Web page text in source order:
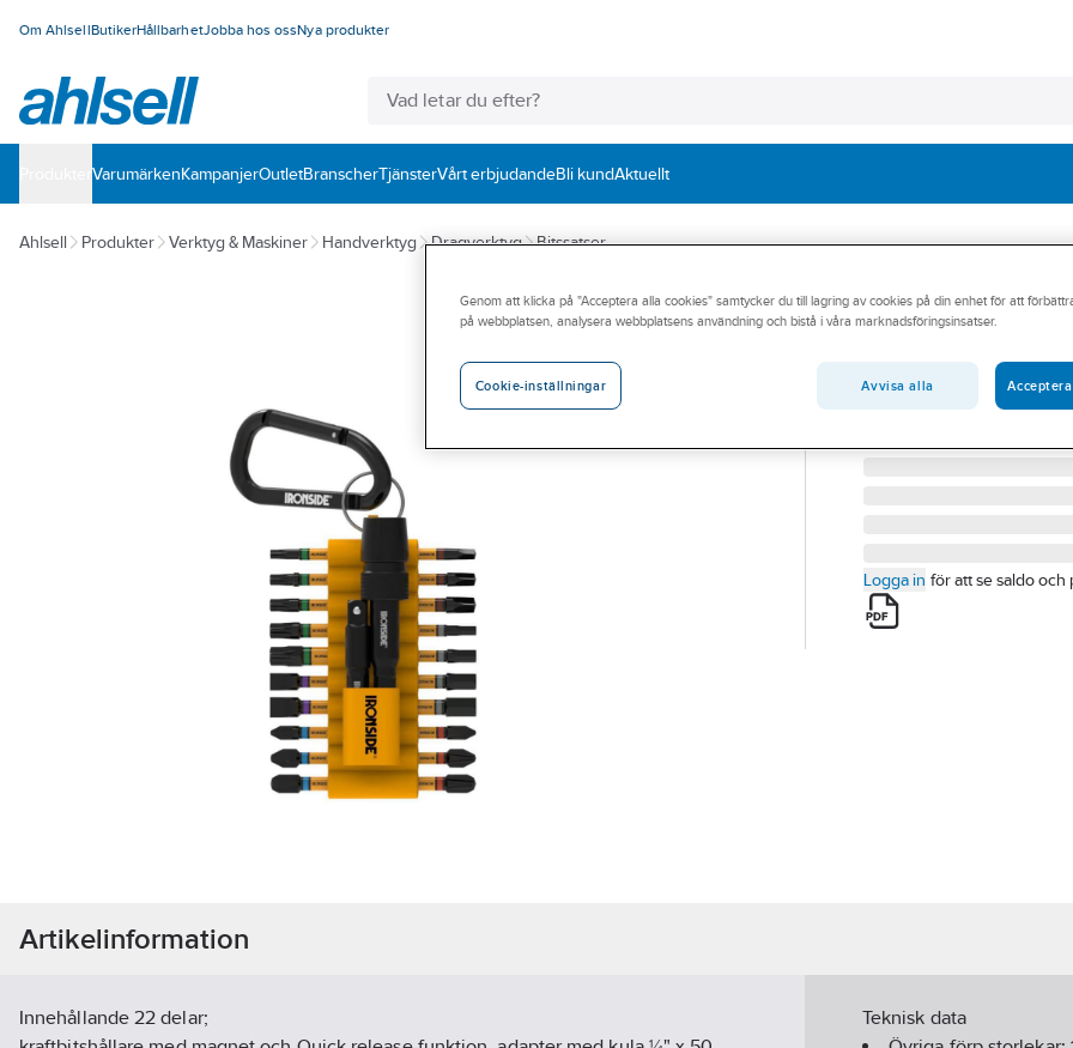
Om AhlsellButikerHållbarhetJobba hos ossNya produkter
VarumärkenKampanjerOutletBranscherTjänsterVårt erbjudandeBli kundAktuellt
Ahlsell Produkter Verktyg & Maskiner Handverktyg Dragverktyg Bitssatser
IRONSIDE
BITSBÄLTESHÅLLARE
Artikelnummer:
689701
201601
Logga in för att se saldo och
Artikelinformation
Innehållande 22 delar;
Teknisk data
Genom att klicka på "Acceptera alla cookies" samtycker du till lagring av cookies på din enhet för att
på webbplatsen, analysera webbplatsens användning och bistå i våra marknadsföringsinsatser.
Cookie-inställningar Avvisa alla